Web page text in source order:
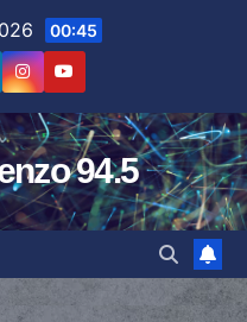
00:45
94.5